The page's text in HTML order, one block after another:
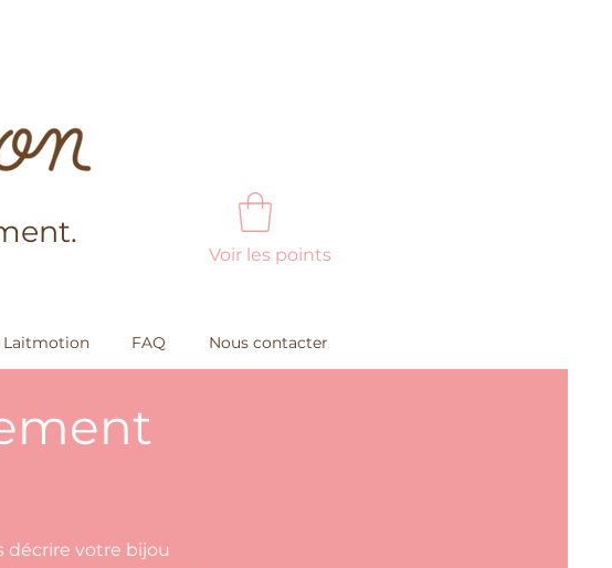
Voir les points
Laitmotion FAQ Nous contacter
décrire votre bijou